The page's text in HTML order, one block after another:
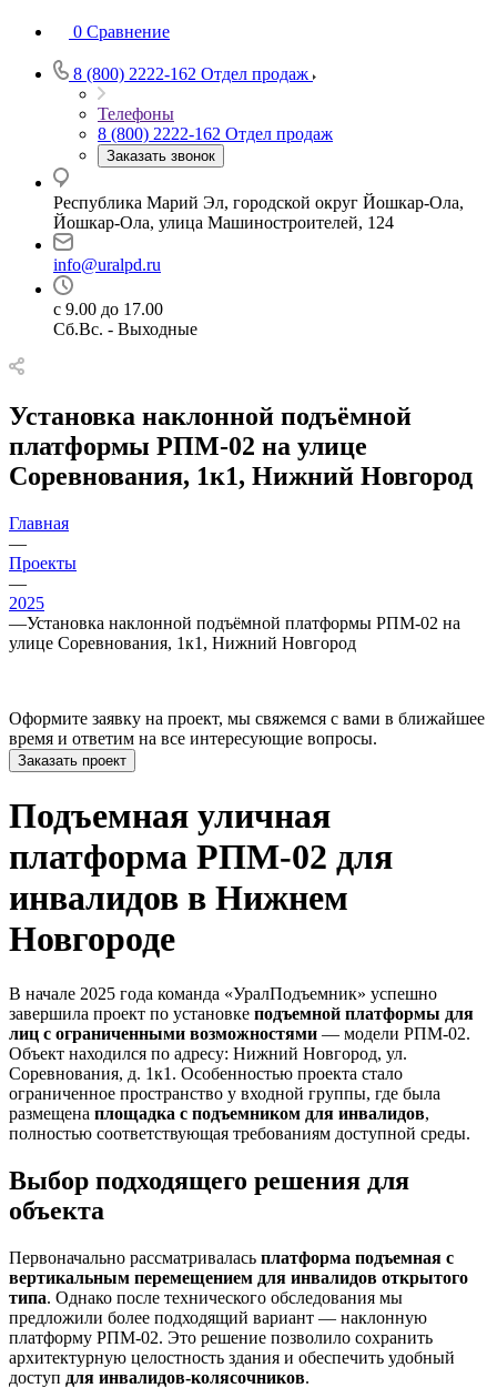
0 Сравнение
8 (800) 2222-162 Отдел продаж
Телефоны
8 (800) 2222-162 Отдел продаж
Заказать звонок
Республика Марий Эл, городской округ Йошкар-Ола,
Йошкар-Ола, улица Машиностроителей, 124
info@uralpd.ru
с 9.00 до 17.00
Сб.Вс. - Выходные
Установка наклонной подъёмной
платформы РПМ-02 на улице
Соревнования, 1к1, Нижний Новгород
Главная
—
Проекты
—
2025
—Установка наклонной подъёмной платформы РПМ-02 на
улице Соревнования, 1к1, Нижний Новгород
Оформите заявку на проект, мы свяжемся с вами в ближайшее
время и ответим на все интересующие вопросы.
Заказать проект
Подъемная уличная
платформа РПМ-02 для
инвалидов в Нижнем
Новгороде
В начале 2025 года команда «УралПодъемник» успешно
завершила проект по установке подъемной платформы для
лиц с ограниченными возможностями — модели РПМ-02.
Объект находился по адресу: Нижний Новгород, ул.
Соревнования, д. 1к1. Особенностью проекта стало
ограниченное пространство у входной группы, где была
размещена площадка с подъемником для инвалидов,
полностью соответствующая требованиям доступной среды.
Выбор подходящего решения для
объекта
Первоначально рассматривалась платформа подъемная с
вертикальным перемещением для инвалидов открытого
типа. Однако после технического обследования мы
предложили более подходящий вариант — наклонную
платформу РПМ-02. Это решение позволило сохранить
архитектурную целостность здания и обеспечить удобный
доступ для инвалидов-колясочников.